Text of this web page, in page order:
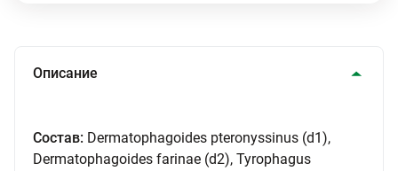
Описание
Состав: Dermatophagoides pteronyssinus (d1),
Dermatophagoides farinae (d2), Tyrophagus